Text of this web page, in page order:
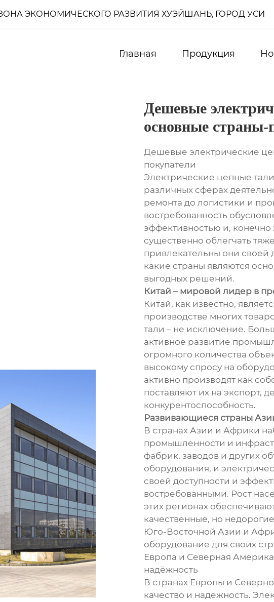
ЭКОНОМИЧЕСКОГО РАЗВИТИЯ ХУЭЙШАНЬ, ГОРОД УСИ
Главная Продукция
Дешевые
основные страны-
Дешевые электрические
покупатели
Электрические цепные
различных сферах
ремонта до логистики и
востребованность
эффективностью и,
существенно облегчать
привлекательны они своей
какие страны являются
выгодных решений.
Китай – мировой лидер в
Китай, как известно,
производстве многих
тали – не исключение.
активное развитие
огромного количества
высокому спросу на
активно производят как
поставляют их на экспорт,
конкурентоспособность.
Развивающиеся страны
В странах Азии и Африки
промышленности и
фабрик, заводов и других
оборудования, и
своей доступности и
востребованными. Рост
этих регионах
качественные, но
Юго-Восточной Азии и
оборудование для своих
Европа и Северная
надёжность
В странах Европы и
качество и надежность.